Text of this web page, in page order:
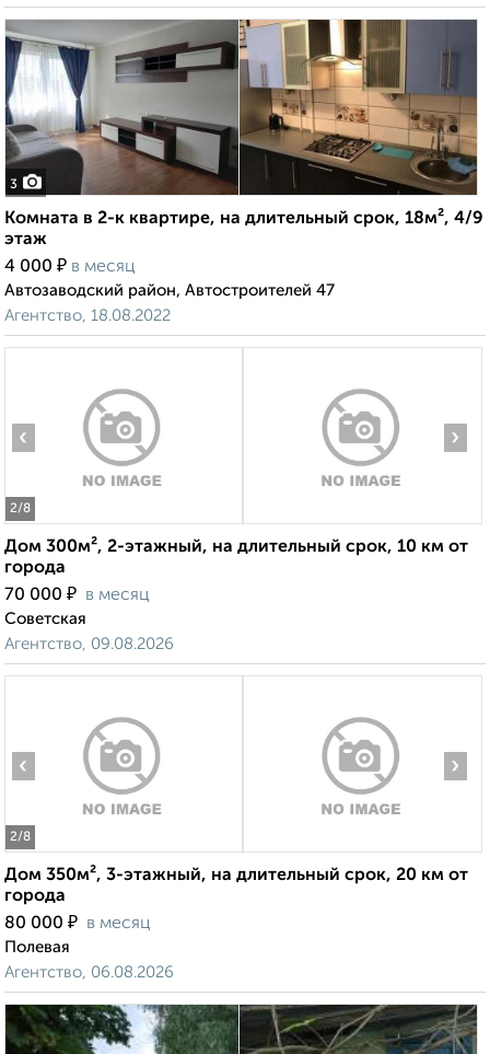
3
Комната в 2-к квартире, на длительный срок, 18м², 4/9
этаж
4 000 ₽ в месяц
Автозаводский район, Автостроителей 47
Агентство, 18.08.2022
2/8
‹ ›
Дом 300м², 2-этажный, на длительный срок, 10 км от
города
70 000 ₽ в месяц
Советская
Агентство, 09.08.2026
2/8
‹ ›
Дом 350м², 3-этажный, на длительный срок, 20 км от
города
80 000 ₽ в месяц
Полевая
Агентство, 06.08.2026